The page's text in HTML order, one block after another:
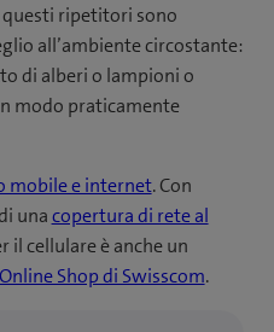
ripetitori sono
all’ambiente circostante:
di alberi o lampioni o
modo praticamente
mobile e internet. Con
unacopertura di rete al
il cellulare è anche un
Online Shop di Swisscom.